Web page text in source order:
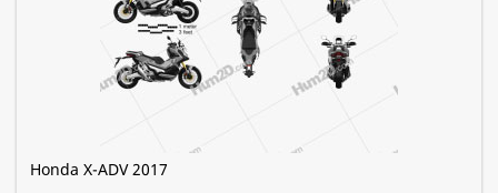
Honda X-ADV 2017